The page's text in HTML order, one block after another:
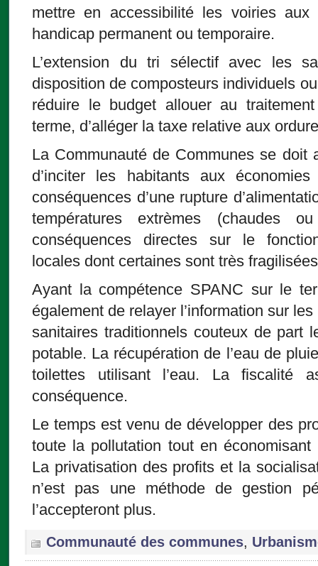
mettre en accessibilité les voiries aux
handicap permanent ou temporaire.
L’extension du tri sélectif avec les
disposition de composteurs individuels
réduire le budget allouer au
terme, d’alléger la taxe relative aux
La Communauté de Communes se doit
d’inciter les habitants aux
conséquences d’une rupture
températures extrèmes (chaudes
conséquences directes sur le
locales dont certaines sont très
Ayant la compétence SPANC sur le
également de relayer l’information sur
sanitaires traditionnels couteux de part
potable. La récupération de l’eau de
toilettes utilisant l’eau. La fiscalité
conséquence.
Le temps est venu de développer des
toute la pollutation tout en
La privatisation des profits et la
n’est pas une méthode de gestion
l’accepteront plus.
Communauté des communes,